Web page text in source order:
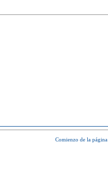
Comienzo de la página